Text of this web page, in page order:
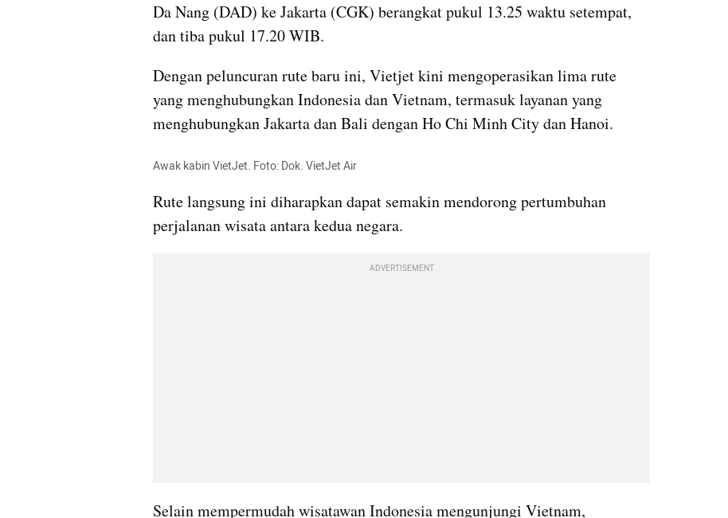
Da Nang (DAD) ke Jakarta (CGK) berangkat pukul 13.25 waktu setempat,
dan tiba pukul 17.20 WIB.
Dengan peluncuran rute baru ini, Vietjet kini mengoperasikan lima rute
yang menghubungkan Indonesia dan Vietnam, termasuk layanan yang
menghubungkan Jakarta dan Bali dengan Ho Chi Minh City dan Hanoi.
Awak kabin VietJet. Foto: Dok. VietJet Air
Rute langsung ini diharapkan dapat semakin mendorong pertumbuhan
perjalanan wisata antara kedua negara.
ADVERTISEMENT
Selain mempermudah wisatawan Indonesia mengunjungi Vietnam,